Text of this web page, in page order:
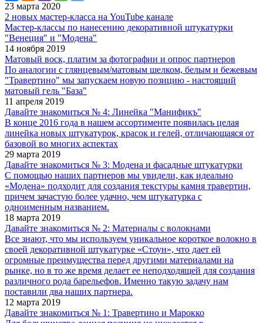
23 марта 2020
2 новых мастер-класса на YouTube канале
Мастер-классы по нанесению декоративной штукатурки
"Венеция" и "Модена"
14 ноября 2019
Матовый воск, платим за фотографии и опрос партнеров
По аналогии с глянцевым/матовым шелком, белым и бежевым
"Травертино" мы запускаем новую позицию - настоящий
матовый гель "База"
11 апреля 2019
Давайте знакомиться № 4: ​​​​​​​Линейка "Манификъ"
В конце 2016 года в нашем ассортименте появилась целая
линейка новых штукатурок, красок и гелей, отличающаяся от
базовой во многих аспектах
29 марта 2019
Давайте знакомиться № 3: ​​​​​​​Модена и фасадные штукатурки
С помощью наших партнеров мы увидели, как идеально
«Модена» подходит для создания текстуры камня травертин,
причем зачастую более удачно, чем штукатурка с
одноименным названием.
18 марта 2019
Давайте знакомиться № 2: ​​​​​​​Материалы с волокнами
Все знают, что мы используем уникальное короткое волокно в
своей декоративной штукатурке «Стоун», что дает ей
огромные преимущества перед другими материалами на
рынке, но в то же время делает ее неподходящей для создания
различного рода барельефов. Именно такую задачу нам
поставили два наших партнера.
12 марта 2019
Давайте знакомиться № 1: ​​​​​​​Травертино и Марокко